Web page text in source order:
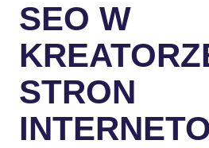
SEO W
STRON